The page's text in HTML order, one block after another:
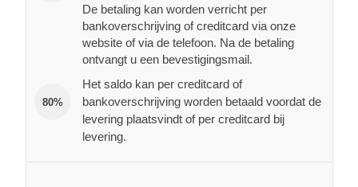
De betaling kan worden verricht per
bankoverschrijving of creditcard via onze
website of via de telefoon. Na de betaling
ontvangt u een bevestigingsmail.
80%
Het saldo kan per creditcard of
bankoverschrijving worden betaald voordat de
levering plaatsvindt of per creditcard bij
levering.